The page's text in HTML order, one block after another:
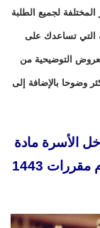
لجميع الطلبة
التي تساعدك على
التوضيحية من
وضوحا بالإضافة إلى
الأسرة مادة
المهارات الحياتية والتربية الاسرية نظام مقررات 1443